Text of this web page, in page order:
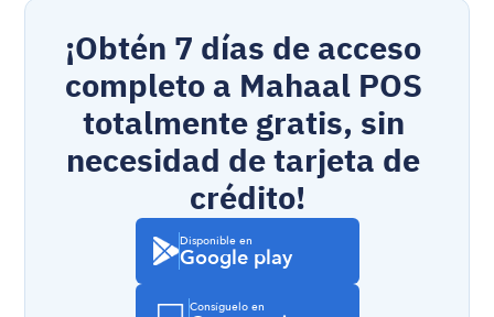
¡Obtén 7 días de acceso
completo a Mahaal POS
totalmente gratis, sin
necesidad de tarjeta de
crédito!
Disponible en
Google play
Consíguelo en